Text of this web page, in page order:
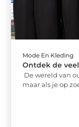
Mode En Kleding
Ontdek de
De wereld van
maar als je op